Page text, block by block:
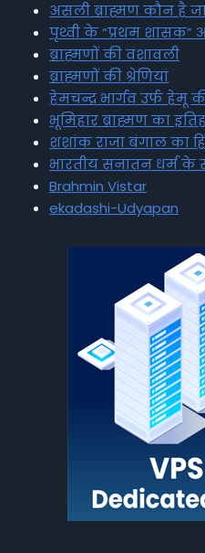
असली ब्राह्मण कौन है
पृथ्वी के “प्रथम शासक”
ब्राह्मणों की वंशावली
ब्राह्मणों की श्रेणियां
हेमचन्द्र भार्गव उर्फ हेमू
भूमिहार ब्राह्मण का
शशांक राजा बंगाल का
भारतीय सनातन धर्म के
Brahmin Vistar
ekadashi-Udyapan